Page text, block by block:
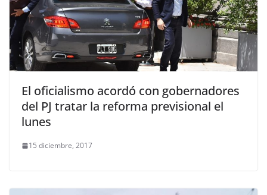
El oficialismo acordó con gobernadores
del PJ tratar la reforma previsional el
lunes
15 diciembre, 2017